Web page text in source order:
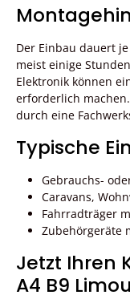
Der Einbau dauert
meist einige
Elektronik können
erforderlich
durch eine
Typische
Gebrauchs-
Caravans,
Fahrradträger
Zubehörgeräte
Jetzt Ihren
A4 B9